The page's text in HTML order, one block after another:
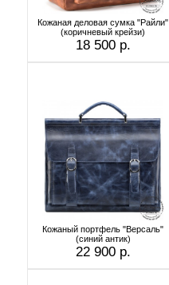
Кожаная деловая сумка "Райли"
(коричневый крейзи)
18 500 р.
Кожаный портфель "Версаль"
(cиний антик)
22 900 р.